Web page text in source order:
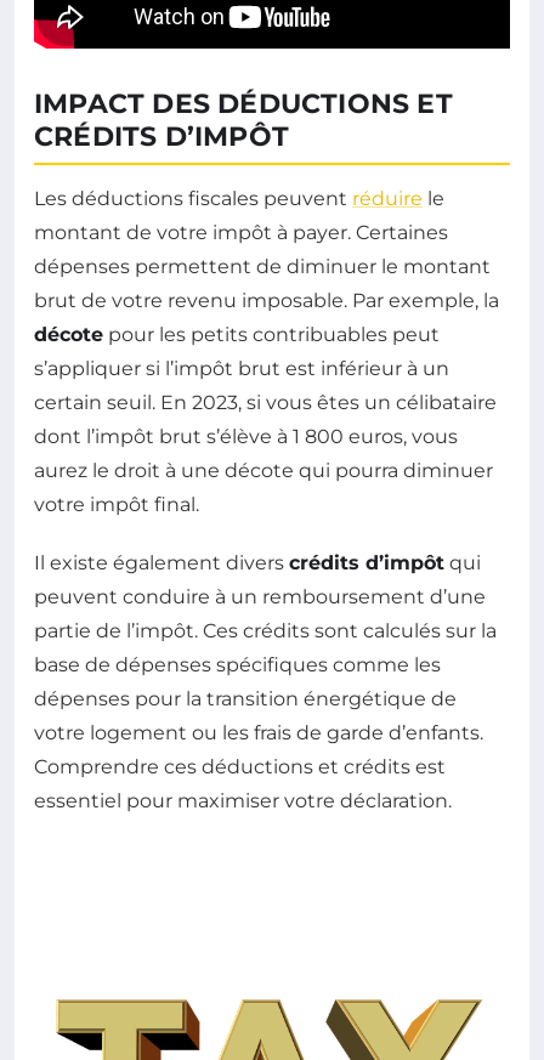
IMPACT DES DÉDUCTIONS ET
CRÉDITS D’IMPÔT
Les déductions fiscales peuvent réduire le
montant de votre impôt à payer. Certaines
dépenses permettent de diminuer le montant
brut de votre revenu imposable. Par exemple, la
décote pour les petits contribuables peut
s’appliquer si l’impôt brut est inférieur à un
certain seuil. En 2023, si vous êtes un célibataire
dont l’impôt brut s’élève à 1 800 euros, vous
aurez le droit à une décote qui pourra diminuer
votre impôt final.
Il existe également divers crédits d’impôt qui
peuvent conduire à un remboursement d’une
partie de l’impôt. Ces crédits sont calculés sur la
base de dépenses spécifiques comme les
dépenses pour la transition énergétique de
votre logement ou les frais de garde d’enfants.
Comprendre ces déductions et crédits est
essentiel pour maximiser votre déclaration.